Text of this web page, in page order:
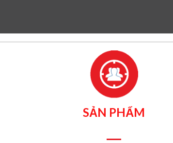
SẢN PHẨM